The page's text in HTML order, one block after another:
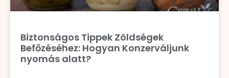
Biztonságos Tippek Zöldségek
Befőzéséhez: Hogyan Konzerváljunk
nyomás alatt?